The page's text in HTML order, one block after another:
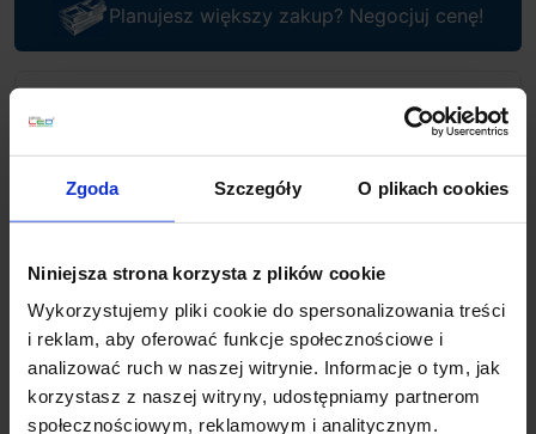
Zgoda Szczegóły O plikach cookies
Niniejsza strona korzysta z plików cookie
Wykorzystujemy pliki cookie do spersonalizowania treści
i reklam, aby oferować funkcje społecznościowe i
analizować ruch w naszej witrynie. Informacje o tym, jak
korzystasz z naszej witryny, udostępniamy partnerom
społecznościowym, reklamowym i analitycznym.
Planujesz większy zakup? Negocjuj cenę!
Wsparcie techniczne
lub napisz do nas: pracujemy od 8:00 do 18:00,
email sklep@salonled.pl
Metody płatności